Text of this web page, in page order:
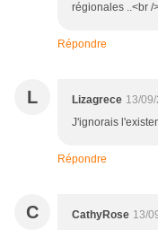
régionales ..<br /
Répondre
L Lizagrece 13/
J'ignorais
Répondre
C CathyRose 13/